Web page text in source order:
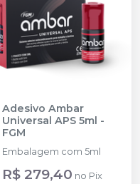
Adesivo Ambar
Universal APS 5ml -
FGM
Embalagem com 5ml
R$ 279,40 no Pix